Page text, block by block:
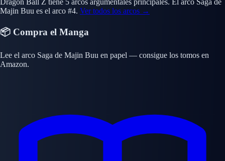
Dragon Ball Z tiene 5 arcos argumentales principales. El arco Saga de
Majin Buu es el arco #4. Ver todos los arcos →
📦 Compra el Manga
Lee el arco Saga de Majin Buu en papel — consigue los tomos en
Amazon.